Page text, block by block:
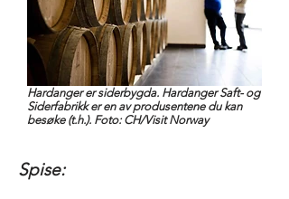
Hardanger er siderbygda. Hardanger Saft- og
Siderfabrikk er en av produsentene du kan
besøke (t.h.). Foto: CH/Visit Norway
Spise: